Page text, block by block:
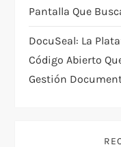
Pantalla Que
DocuSeal: La
Código Abierto
Gestión